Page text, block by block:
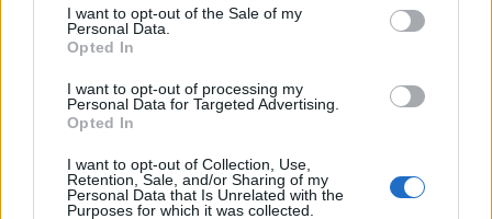
I want to opt-out of the Sale of my
Personal Data.
Opted In
I want to opt-out of processing my
Personal Data for Targeted Advertising.
Opted In
I want to opt-out of Collection, Use,
Retention, Sale, and/or Sharing of my
Personal Data that Is Unrelated with the
Purposes for which it was collected.
Εγγραφή στο Newsletter
Σημαντικά νέα για την υγεία στο mail σας καθημερινά